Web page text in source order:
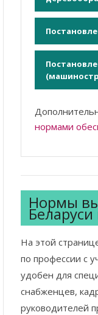
нормами
Нормы
На этой
по профессии с
удобен для
снабженцев,
руководителей